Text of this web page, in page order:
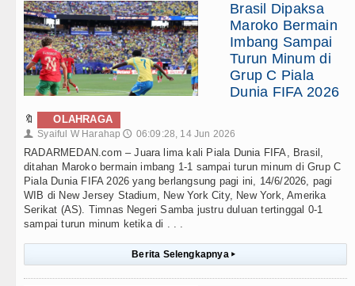
Brasil Dipaksa
Maroko Bermain
Imbang Sampai
Turun Minum di
Grup C Piala
Dunia FIFA 2026
🔖 OLAHRAGA
👤 Syaiful W Harahap 🕔 06:09:28, 14 Jun 2026
RADARMEDAN.com – Juara lima kali Piala Dunia FIFA, Brasil,
ditahan Maroko bermain imbang 1-1 sampai turun minum di Grup C
Piala Dunia FIFA 2026 yang berlangsung pagi ini, 14/6/2026, pagi
WIB di New Jersey Stadium, New York City, New York, Amerika
Serikat (AS). Timnas Negeri Samba justru duluan tertinggal 0-1
sampai turun minum ketika di . . .
Berita Selengkapnya ▸